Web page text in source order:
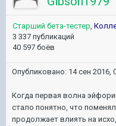
Старший бета-тестер,
3 337 публикаций
40 597 боёв
Опубликовано: 14 сен 2016,
Когда первая волна
стало понятно, что
продолжает влиять на